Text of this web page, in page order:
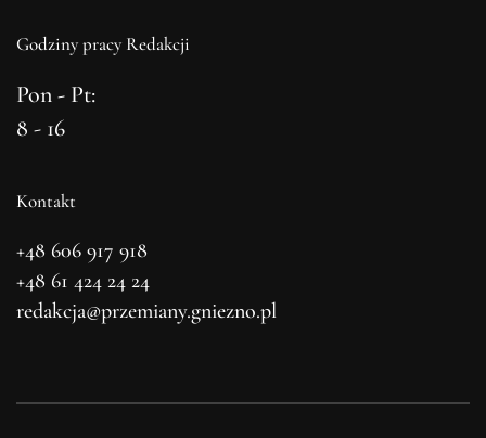
Godziny pracy Redakcji
Pon - Pt:
8 - 16
Kontakt
+48 606 917 918
+48 61 424 24 24
redakcja@przemiany.gniezno.pl